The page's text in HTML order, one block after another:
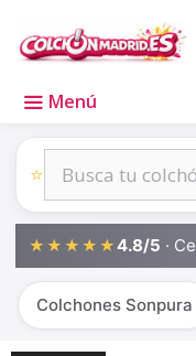
Menú
⭐
★★★★★4.8/5 ·
Colchones Sonpura